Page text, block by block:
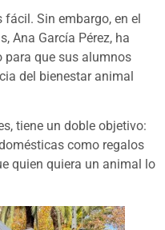
Sin embargo, en el
Ana García Pérez, ha
para que sus alumnos
del bienestar animal
tiene un doble objetivo:
como regalos
quien quiera un animal lo